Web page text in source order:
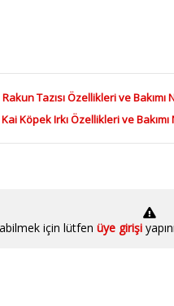
Tazısı Özellikleri ve Bakımı
Köpek Irkı Özellikleri ve
için lütfen üye girişi